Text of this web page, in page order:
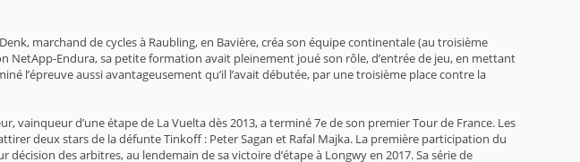
marchand de cycles à Raubling, en Bavière, créa son équipe continentale (au troisième
NetApp-Endura, sa petite formation avait pleinement joué son rôle, d’entrée de jeu, en mettant
l’épreuve aussi avantageusement qu’il l’avait débutée, par une troisième place contre la
vainqueur d’une étape de La Vuelta dès 2013, a terminé 7e de son premier Tour de France. Les
deux stars de la défunte Tinkoff : Peter Sagan et Rafal Majka. La première participation du
des arbitres, au lendemain de sa victoire d’étape à Longwy en 2017. Sa série de